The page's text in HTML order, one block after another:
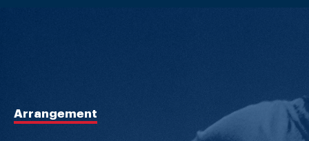
Arrangement